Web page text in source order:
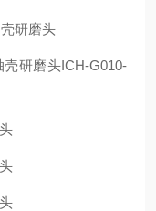
研磨头
壳研磨头ICH-G010-